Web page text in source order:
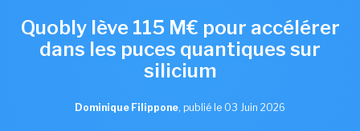
Quobly lève 115 M€ pour accélérer
dans les puces quantiques sur
silicium
Dominique Filippone, publié le 03 Juin 2026